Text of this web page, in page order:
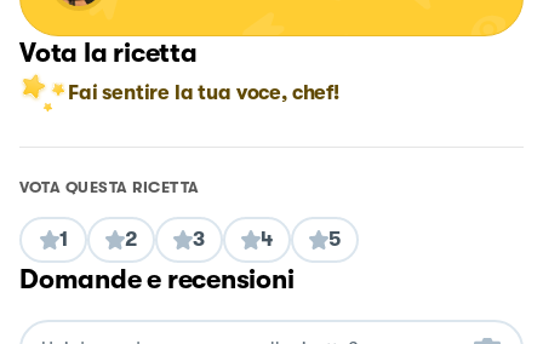
Vota la ricetta
Fai sentire la tua voce, chef!
VOTA QUESTA RICETTA
1 2 3 4 5
Domande e recensioni